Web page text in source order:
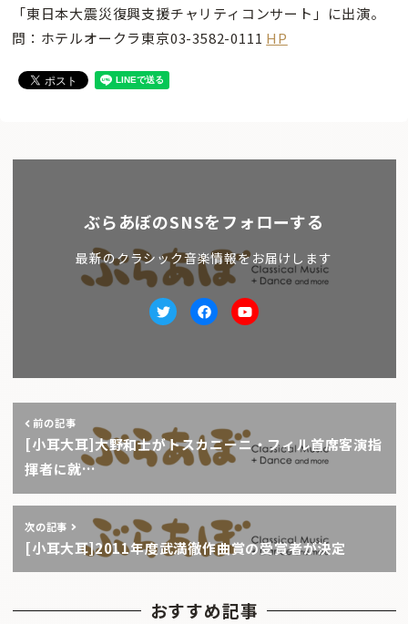
「東日本大震災復興支援チャリティコンサート」に出演。
問：ホテルオークラ東京03-3582-0111 HP
ぶらあぼのSNSをフォローする
最新のクラシック音楽情報をお届けします
TwitterfacebookYoutube
前の記事
[小耳大耳]大野和士がトスカニーニ・フィル首席客演指
揮者に就…
次の記事
[小耳大耳]2011年度武満徹作曲賞の受賞者が決定
おすすめ記事